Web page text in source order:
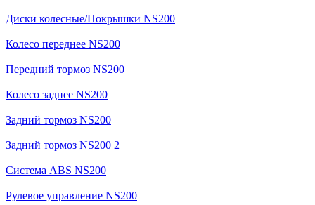
Диски колесные/Покрышки NS200
Колесо переднее NS200
Передний тормоз NS200
Колесо заднее NS200
Задний тормоз NS200
Задний тормоз NS200 2
Система ABS NS200
Рулевое управление NS200